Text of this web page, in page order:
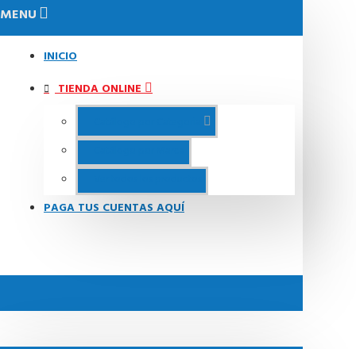
MENU
INICIO
TIENDA ONLINE
PAGA TUS CUENTAS AQUÍ